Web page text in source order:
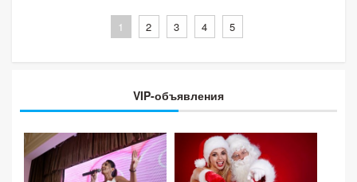
1 2 3 4 5
VIP-объявления